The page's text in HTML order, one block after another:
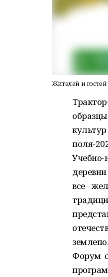
Жителей и
поля-
Учебно-
все
Форум